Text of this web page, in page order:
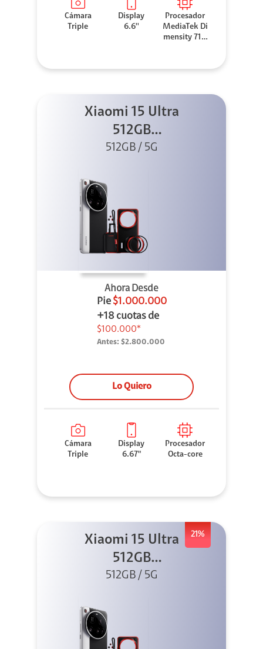
Cámara
Triple
Display
6.6''
Procesador
MediaTek Di
mensity 710
Xiaomi 15 Ultra
512GB
Photography Kit
512GB / 5G
Ahora Desde
Pie $1.000.000
+18 cuotas de
$100.000*
Antes: $2.800.000
Lo Quiero
Cámara
Triple
Display
6.67"
Procesador
Octa-core
21%
Xiaomi 15 Ultra
512GB
Photography Kit
512GB / 5G